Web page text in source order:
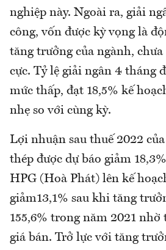
nghiệp này. Ngoài ra, giải
công, vốn được kỳ vọng là
tăng trưởng của ngành,
cực. Tỷ lệ giải ngân 4 tháng
mức thấp, đạt 18,5% kế
nhẹ so với cùng kỳ.
Lợi nhuận sau thuế 2022
thép được dự báo giảm
HPG (Hoà Phát) lên kế
giảm13,1% sau khi tăng
155,6% trong năm 2021 nhờ
giá bán. Trở lực với tăng